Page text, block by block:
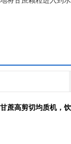
甘蔗高剪切均质机，